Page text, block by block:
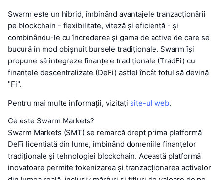
Swarm este un hibrid, îmbinând avantajele tranzacționării
pe blockchain - flexibilitate, viteză și eficiență - și
combinându-le cu încrederea și gama de active de care se
bucură în mod obișnuit bursele tradiționale. Swarm își
propune să integreze finanțele tradiționale (TradFi) cu
finanțele descentralizate (DeFi) astfel încât totul să devină
"Fi".
Pentru mai multe informații, vizitați site-ul web.
Ce este Swarm Markets?
Swarm Markets (SMT) se remarcă drept prima platformă
DeFi licențiată din lume, îmbinând domeniile finanțelor
tradiționale și tehnologiei blockchain. Această platformă
inovatoare permite tokenizarea și tranzacționarea activelor